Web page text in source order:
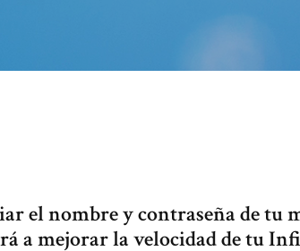
el nombre y contraseña de tu
a mejorar la velocidad de tu